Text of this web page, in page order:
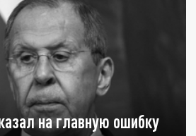
на главную ошибку